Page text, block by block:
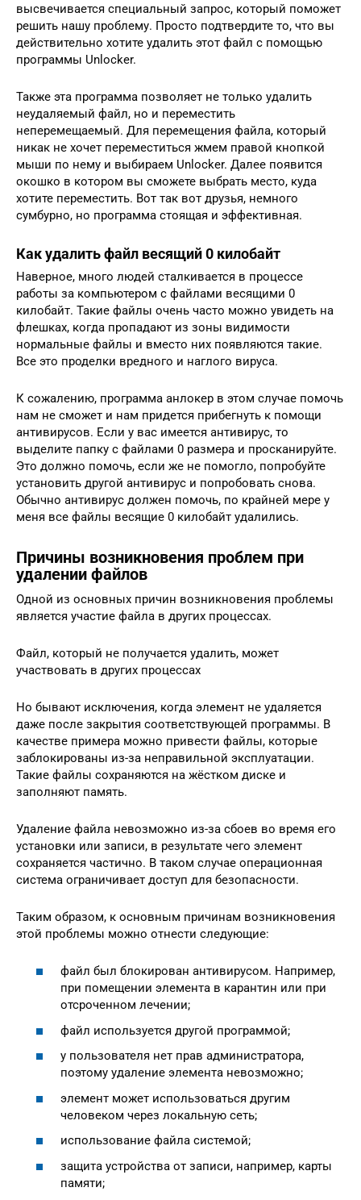
высвечивается специальный запрос, который поможет
решить нашу проблему. Просто подтвердите то, что вы
действительно хотите удалить этот файл с помощью
программы Unlocker.
Также эта программа позволяет не только удалить
неудаляемый файл, но и переместить
неперемещаемый. Для перемещения файла, который
никак не хочет переместиться жмем правой кнопкой
мыши по нему и выбираем Unlocker. Далее появится
окошко в котором вы сможете выбрать место, куда
хотите переместить. Вот так вот друзья, немного
сумбурно, но программа стоящая и эффективная.
Как удалить файл весящий 0 килобайт
Наверное, много людей сталкивается в процессе
работы за компьютером с файлами весящими 0
килобайт. Такие файлы очень часто можно увидеть на
флешках, когда пропадают из зоны видимости
нормальные файлы и вместо них появляются такие.
Все это проделки вредного и наглого вируса.
К сожалению, программа анлокер в этом случае помочь
нам не сможет и нам придется прибегнуть к помощи
антивирусов. Если у вас имеется антивирус, то
выделите папку с файлами 0 размера и просканируйте.
Это должно помочь, если же не помогло, попробуйте
установить другой антивирус и попробовать снова.
Обычно антивирус должен помочь, по крайней мере у
меня все файлы весящие 0 килобайт удалились.
Причины возникновения проблем при
удалении файлов
Одной из основных причин возникновения проблемы
является участие файла в других процессах.
Файл, который не получается удалить, может
участвовать в других процессах
Но бывают исключения, когда элемент не удаляется
даже после закрытия соответствующей программы. В
качестве примера можно привести файлы, которые
заблокированы из-за неправильной эксплуатации.
Такие файлы сохраняются на жёстком диске и
заполняют память.
Удаление файла невозможно из-за сбоев во время его
установки или записи, в результате чего элемент
сохраняется частично. В таком случае операционная
система ограничивает доступ для безопасности.
Таким образом, к основным причинам возникновения
этой проблемы можно отнести следующие:
файл был блокирован антивирусом. Например,
при помещении элемента в карантин или при
отсроченном лечении;
файл используется другой программой;
у пользователя нет прав администратора,
поэтому удаление элемента невозможно;
элемент может использоваться другим
человеком через локальную сеть;
использование файла системой;
защита устройства от записи, например, карты
памяти;